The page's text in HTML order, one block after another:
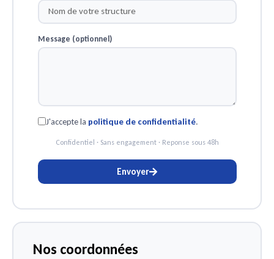
Message (optionnel)
J'accepte la politique de confidentialité.
Confidentiel · Sans engagement · Reponse sous 48h
Envoyer
Nos coordonnées